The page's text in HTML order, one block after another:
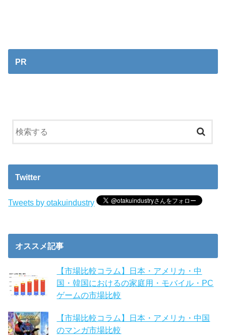
PR
Twitter
Tweets by otakuindustry
オススメ記事
【市場比較コラム】日本・アメリカ・中
国・韓国におけるの家庭用・モバイル・PC
ゲームの市場比較
【市場比較コラム】日本・アメリカ・中国
のマンガ市場比較